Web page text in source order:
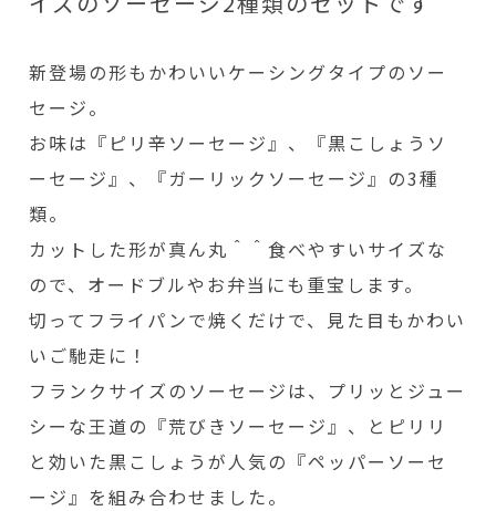
新登場の形もかわいいケーシングタイプのソー
セージ。
お味は『ピリ辛ソーセージ』、『黒こしょうソ
ーセージ』、『ガーリックソーセージ』の3種
類。
カットした形が真ん丸＾＾食べやすいサイズな
ので、オードブルやお弁当にも重宝します。
切ってフライパンで焼くだけで、見た目もかわい
いご馳走に！
フランクサイズのソーセージは、プリッとジュー
シーな王道の『荒びきソーセージ』、とピリリ
と効いた黒こしょうが人気の『ペッパーソーセ
ージ』を組み合わせました。